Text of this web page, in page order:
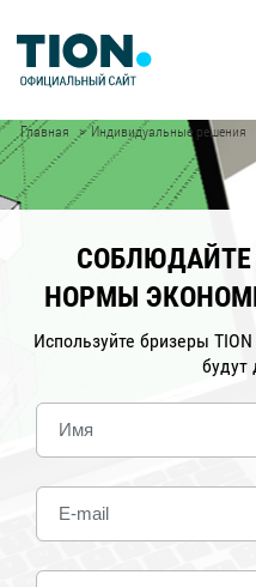
Главная Индивидуальные решения
НОРМЫ
Используйте бризеры
будут